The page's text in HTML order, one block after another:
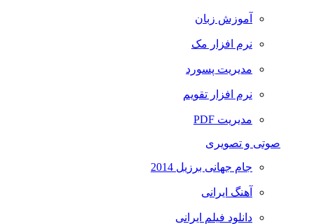
آموزش زبان
نرم افزار مک
مدیریت پسورد
نرم افزار تقویم
مدیریت PDF
صوتی و تصویری
جام جهانی برزیل 2014
آهنگ ایرانی
دانلود فیلم ایرانی